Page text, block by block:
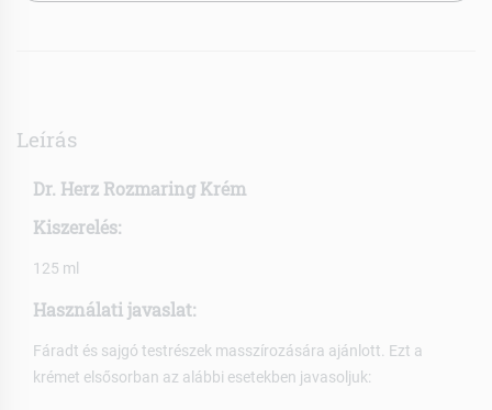
Leírás
Dr. Herz Rozmaring Krém
Kiszerelés:
125 ml
Használati javaslat:
Fáradt és sajgó testrészek masszírozására ajánlott. Ezt a
krémet elsősorban az alábbi esetekben javasoljuk: